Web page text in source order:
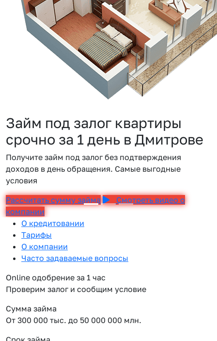
Займ под залог квартиры
срочно за 1 день в Дмитрове
Получите займ под залог без подтверждения
доходов в день обращения. Самые выгодные
условия
Рассчитать сумму займа
Смотреть видео о
компании
О кредитовании
Тарифы
О компании
Часто задаваемые вопросы
Online одобрение за 1 час
Проверим залог и сообщим условие
Сумма займа
От 300 000 тыс. до 50 000 000 млн.